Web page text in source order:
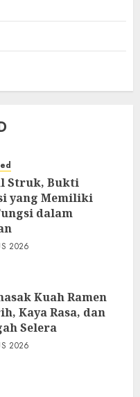
Struk, Bukti
yang Memiliki
dalam
2026
Kuah Ramen
Kaya Rasa, dan
Selera
2026